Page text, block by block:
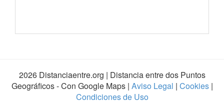
2026 Distanciaentre.org | Distancia entre dos Puntos
Geográficos - Con Google Maps | Aviso Legal | Cookies|
Condiciones de Uso